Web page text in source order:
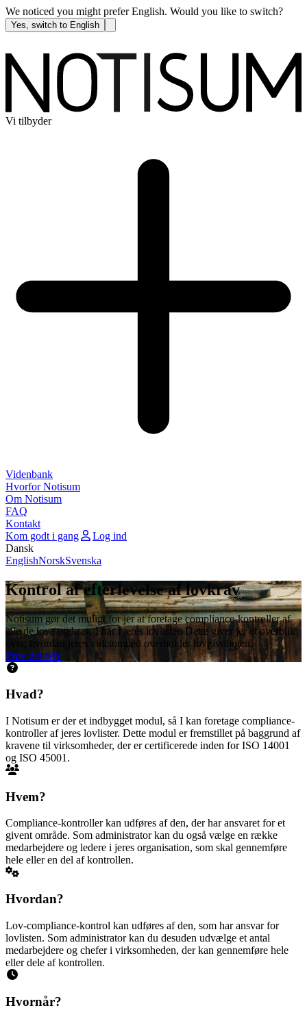
We noticed you might prefer English. Would you like to switch?
Yes, switch to English
Vi tilbyder
Videnbank
Hvorfor Notisum
Om Notisum
FAQ
Kontakt
Kom godt i gang
Log ind
Dansk
EnglishNorskSvenska
Kontrol af efterlevelse af lovkrav
Notisum gør det muligt for jer at foretage compliance-kontroller af
alle de love og krav, I har i jeres lovlister. Dette giver jer et overblik
over, hvordan jeres virksomhed overholder lovgivningen.
Prøv det selv
Hvad?
I Notisum er der et indbygget modul, så I kan foretage compliance-
kontroller af jeres lovlister. Dette modul er fremstillet på baggrund af
kravene til virksomheder, der er certificerede inden for ISO 14001
og ISO 45001.
Hvem?
Compliance-kontroller kan udføres af den, der har ansvaret for et
givent område. Som administrator kan du også vælge en række
medarbejdere og ledere i jeres organisation, som skal gennemføre
hele eller en del af kontrollen.
Hvordan?
Lov-compliance-kontrol kan udføres af den, som har ansvar for
lovlisten. Som administrator kan du desuden udvælge et antal
medarbejdere og chefer i virksomheden, der kan gennemføre hele
eller dele af kontrollen.
Hvornår?